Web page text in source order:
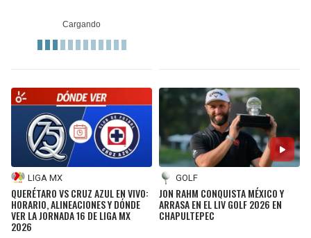
LIGA MX
QUERÉTARO VS CRUZ AZUL EN VIVO:
HORARIO, ALINEACIONES Y DÓNDE
VER LA JORNADA 16 DE LIGA MX
2026
GOLF
JON RAHM CONQUISTA MÉXICO Y
ARRASA EN EL LIV GOLF 2026 EN
CHAPULTEPEC